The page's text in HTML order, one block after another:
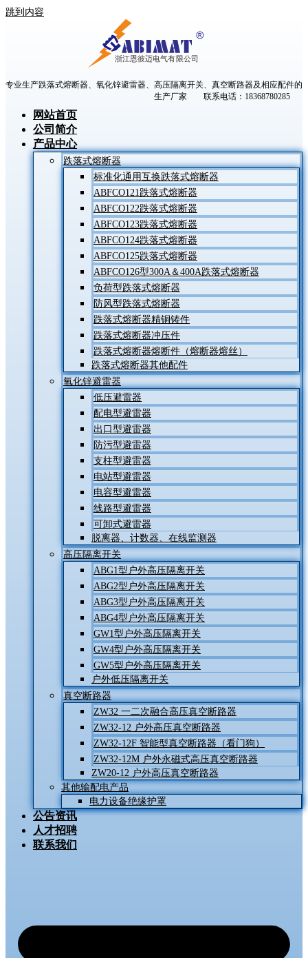
跳到内容
专业生产跌落式熔断器、氧化锌避雷器、高压隔离开关、真空断路器及相应配件的
生产厂家 联系电话：18368780285
网站首页
公司简介
产品中心
跌落式熔断器
标准化通用互换跌落式熔断器
ABFCO121跌落式熔断器
ABFCO122跌落式熔断器
ABFCO123跌落式熔断器
ABFCO124跌落式熔断器
ABFCO125跌落式熔断器
ABFCO126型300A＆400A跌落式熔断器
负荷型跌落式熔断器
防风型跌落式熔断器
跌落式熔断器精铜铸件
跌落式熔断器冲压件
跌落式熔断器熔断件（熔断器熔丝）
跌落式熔断器其他配件
氧化锌避雷器
低压避雷器
配电型避雷器
出口型避雷器
防污型避雷器
支柱型避雷器
电站型避雷器
电容型避雷器
线路型避雷器
可卸式避雷器
脱离器、计数器、在线监测器
高压隔离开关
ABG1型户外高压隔离开关
ABG2型户外高压隔离开关
ABG3型户外高压隔离开关
ABG4型户外高压隔离开关
GW1型户外高压隔离开关
GW4型户外高压隔离开关
GW5型户外高压隔离开关
户外低压隔离开关
真空断路器
ZW32 一二次融合高压真空断路器
ZW32-12 户外高压真空断路器
ZW32-12F 智能型真空断路器（看门狗）
ZW32-12M 户外永磁式高压真空断路器
ZW20-12 户外高压真空断路器
其他输配电产品
电力设备绝缘护罩
公告资讯
人才招聘
联系我们